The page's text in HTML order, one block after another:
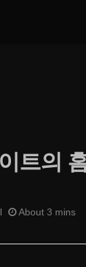
트의
About 3 mins